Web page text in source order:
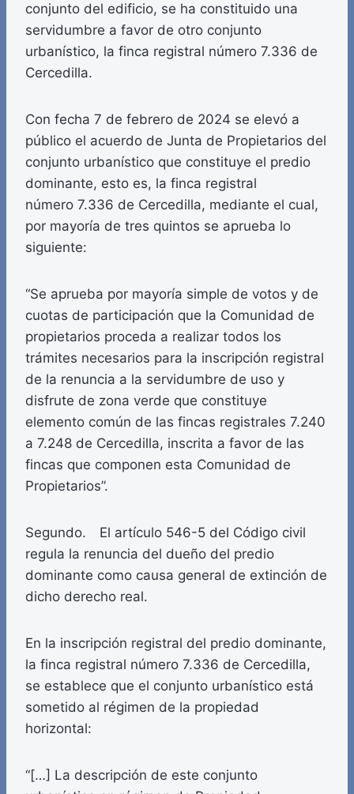
conjunto del edificio, se ha constituido una
servidumbre a favor de otro conjunto
urbanístico, la finca registral número 7.336 de
Cercedilla.
Con fecha 7 de febrero de 2024 se elevó a
público el acuerdo de Junta de Propietarios del
conjunto urbanístico que constituye el predio
dominante, esto es, la finca registral
número 7.336 de Cercedilla, mediante el cual,
por mayoría de tres quintos se aprueba lo
siguiente:
“Se aprueba por mayoría simple de votos y de
cuotas de participación que la Comunidad de
propietarios proceda a realizar todos los
trámites necesarios para la inscripción registral
de la renuncia a la servidumbre de uso y
disfrute de zona verde que constituye
elemento común de las fincas registrales 7.240
a 7.248 de Cercedilla, inscrita a favor de las
fincas que componen esta Comunidad de
Propietarios”.
Segundo. El artículo 546-5 del Código civil
regula la renuncia del dueño del predio
dominante como causa general de extinción de
dicho derecho real.
En la inscripción registral del predio dominante,
la finca registral número 7.336 de Cercedilla,
se establece que el conjunto urbanístico está
sometido al régimen de la propiedad
horizontal:
“[…] La descripción de este conjunto